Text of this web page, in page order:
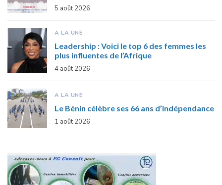
5 août 2026
A LA UNE
Leadership : Voici le top 6 des femmes les
plus influentes de l’Afrique
4 août 2026
A LA UNE
Le Bénin célèbre ses 66 ans d’indépendance
1 août 2026